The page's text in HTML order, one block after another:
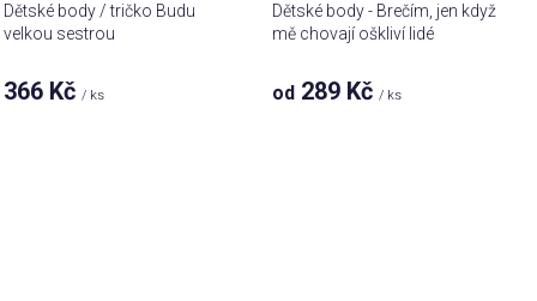
Dětské body / tričko Budu
velkou sestrou
366 Kč/ ks
Dětské body - Brečím, jen když
mě chovají oškliví lidé
od 289 Kč/ ks